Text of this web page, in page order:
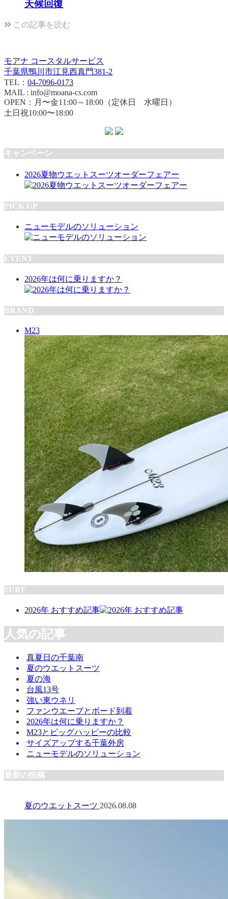
天候回復
この記事を読む
モアナ コースタルサービス
千葉県鴨川市江見西真門381-2
TEL： 04-7096-0173
MAIL : info@moana-cs.com
OPEN：月〜金11:00～18:00（定休日 水曜日）
土日祝10:00〜18:00
キャンペーン
2026夏物ウエットスーツオーダーフェアー
PICK UP
ニューモデルのソリューション
EVENT
2026年は何に乗りますか？
BRAND
M23
SURF
2026年 おすすめ記事
人気の記事
真夏日の千葉南
夏のウエットスーツ
夏の海
台風13号
強い東ウネリ
ファンウエーブとボード到着
2026年は何に乗りますか？
M23とビッグハッピーの比較
サイズアップする千葉外房
ニューモデルのソリューション
最新の投稿
夏のウエットスーツ 2026.08.08